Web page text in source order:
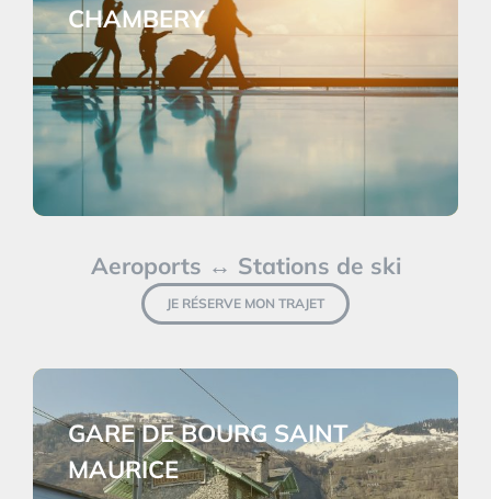
CHAMBERY
Aeroports ↔ Stations de ski
JE RÉSERVE MON TRAJET
GARE DE BOURG SAINT
MAURICE